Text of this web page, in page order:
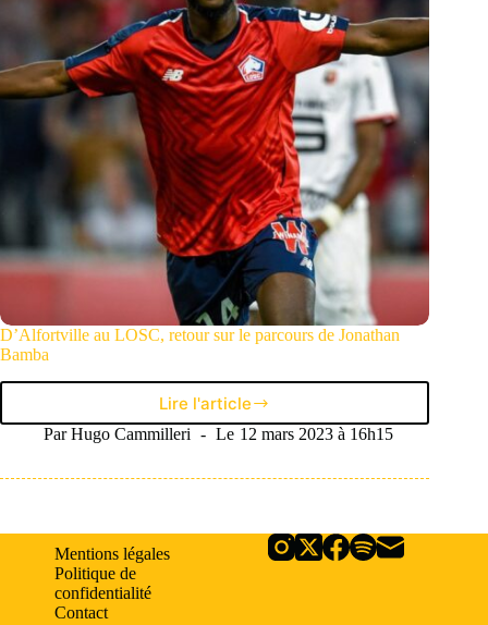
D’Alfortville au LOSC, retour sur le parcours de Jonathan
Bamba
Lire l'articleD’Alfortville
au
retour
parcours
Par Hugo Cammilleri Le 12 mars 2023 à 16h15
Mentions légales
Politique de
confidentialité
Contact